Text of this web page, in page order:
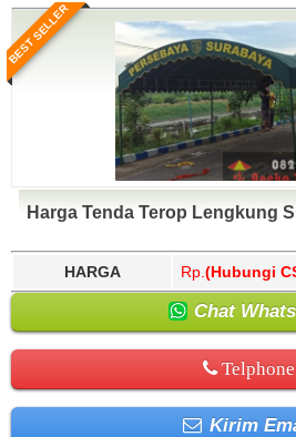
BEST SELLER
Harga Tenda Terop Lengkung
HARGA Rp. (Hubungi
Chat
Telphone
Kirim